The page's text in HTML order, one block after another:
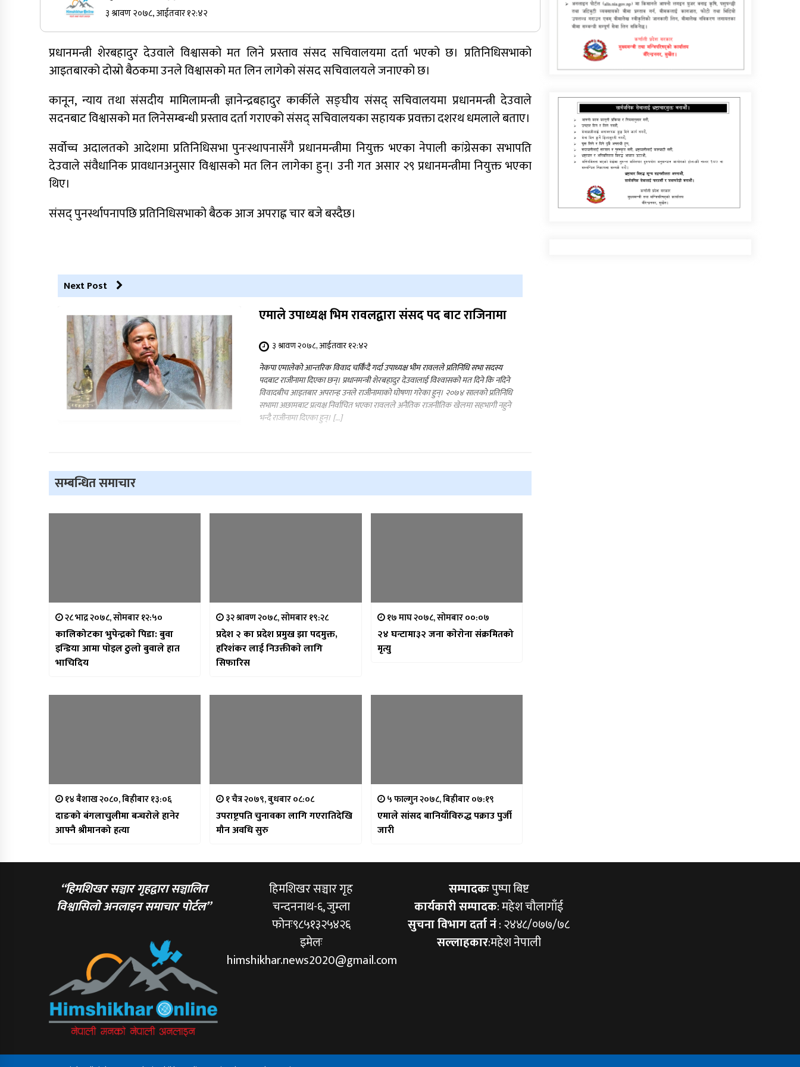
जुम्लामा बेहोस अवस्थामा फेला परेका युवाको
मृत्यु
कर्णालीमा कांग्रेसका चार मन्त्रीहरूले दिए
राजीनामा
नृपध्वज निरौलाको इजलासले उक्त निर्णय
खारेजको आदेश गरेको हो ।
आरोपमा एक पक्राउ
नेपाली कांग्रेस जुम्लाका कोषाध्यक्ष पाण्डेको
डाेल्पाकाे जगदुल्लाबाट जुम्ला आउँदै गरेकाे जिप
डाेल्पाकाे जगदुल्लाबाट जुम्ला आउँदै गरेकाे जिप
दुर्घटना, एकको मृत्यु
३ श्रावण २०७८, आईतवार १२:४२
प्रधानमन्त्री शेरबहादुर देउवाले विश्वासको मत लिने प्रस्ताव संसद सचिवालयमा दर्ता भएको छ। प्रतिनिधिसभाको
आइतबारको दोस्रो बैठकमा उनले विश्वासको मत लिन लागेको संसद सचिवालयले जनाएको छ।
कानून, न्याय तथा संसदीय मामिलामन्त्री ज्ञानेन्द्रबहादुर कार्कीले सङ्घीय संसद् सचिवालयमा प्रधानमन्त्री देउवाले
सदनबाट विश्वासको मत लिनेसम्बन्धी प्रस्ताव दर्ता गराएको संसद् सचिवालयका सहायक प्रवक्ता दशरथ धमलाले बताए।
सर्वोच्च अदालतको आदेशमा प्रतिनिधिसभा पुनःस्थापनासँगै प्रधानमन्त्रीमा नियुक्त भएका नेपाली कांग्रेसका सभापति
देउवाले संवैधानिक प्रावधानअनुसार विश्वासको मत लिन लागेका हुन्। उनी गत असार २९ प्रधानमन्त्रीमा नियुक्त भएका
थिए।
संसद् पुनर्स्थापनापछि प्रतिनिधिसभाको बैठक आज अपराह्न चार बजे बस्दैछ।
Next Post
एमाले उपाध्यक्ष भिम रावलद्वारा संसद पद बाट राजिनामा
३ श्रावण २०७८, आईतवार १२:४२
नेकपा एमालेको आन्तरिक विवाद चर्किँदै गर्दा उपाध्यक्ष भीम रावलले प्रतिनिधि सभा सदस्य
पदबाट राजीनामा दिएका छन्। प्रधानमन्‍त्री शेरबहादुर देउवालाई विश्‍वासको मत दिने कि नदिने
विवादबीच आइतबार अपरान्ह उनले राजीनामाको घोषणा गरेका हुन्। २०७४ सालको प्रतिनिधि
सभामा अछामबाट प्रत्यक्ष निर्वाचित भएका रावलले अनैतिक राजनीतिक खेलमा सहभागी नहुने
भन्दै राजीनामा दिएका हुन्। […]
सम्बन्धित समाचार
२८ भाद्र २०७८, सोमबार १२:५०
कालिकोटका भुपेन्द्रकाे पिडा: बुवा
इन्डिया आमा पाेइल ठुलाे बुवाले हात
भाचिदिय
३२ श्रावण २०७८, सोमबार १९:२८
प्रदेश २ का प्रदेश प्रमुख झा पदमुक्त,
हरिशंकर लाई निउक्तीकाे लागि
सिफारिस
१७ माघ २०७८, सोमबार ००:०७
२४ घन्टामा३२ जना काेराेना संक्रमितको
मृत्यु
१४ बैशाख २०८०, बिहीबार १३:०६
दाङको बंगलाचुलीमा बन्चरोले हानेर
आफ्नै श्रीमानको हत्या
१ चैत्र २०७९, बुधबार ०८:०८
उपराष्ट्रपति चुनावका लागि गएरातिदेखि
मौन अवधि सुरु
५ फाल्गुन २०७८, बिहीबार ०७:१९
एमाले सांसद बानियाँविरुद्ध पक्राउ पुर्जी
जारी
“हिमशिखर सञ्चार गृहद्वारा सञ्चालित
विश्वासिलो अनलाइन समाचार पोर्टल”
हिमशिखर सञ्चार गृह
चन्दननाथ-६, जुम्ला
फोनः९८५१३२५४२६
इमेलः
himshikhar.news2020@gmail.com
सम्पादकःपुष्पा बिष्ट
कार्यकारी सम्पादक: महेश चौलागाँई
सुचना विभाग दर्ता नं: २४४८/०७७/७८
सल्लाहकार:महेश नेपाली